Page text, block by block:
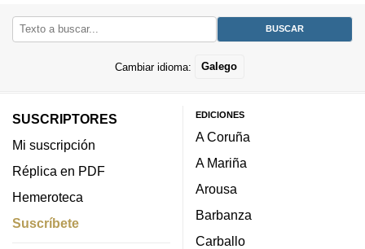
Cambiar idioma: Galego
SUSCRIPTORES
Mi suscripción
Réplica en PDF
Hemeroteca
Suscríbete
EDICIONES
A Coruña
A Mariña
Arousa
Barbanza
Carballo